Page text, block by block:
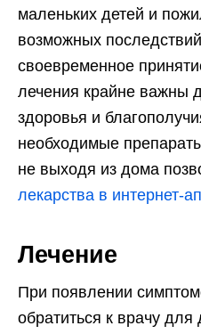
маленьких детей и
возможных
своевременное
лечения крайне важны
здоровья и
необходимые
не выходя из дома
лекарства в интернет-
Лечение
При появлении
обратиться к врачу для